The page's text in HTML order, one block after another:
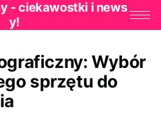
- ciekawostki i news
y!
Wybór
sprzętu do